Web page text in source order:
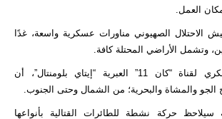
العمل.
الاحتلال الصهيوني مناورات عسكرية واسعة، غدًا
وتشمل الأراضي المحتلة كافة.
وذكر المراسل العسكري لقناة “كان 11” العبرية “إيتاي بلومنتال”، أن
الجو والمشاة والبحرية؛ من الشمال وحتى الجنوب.
سيلاحظ حركة نشطة للطائرات القتالية بأنواعها